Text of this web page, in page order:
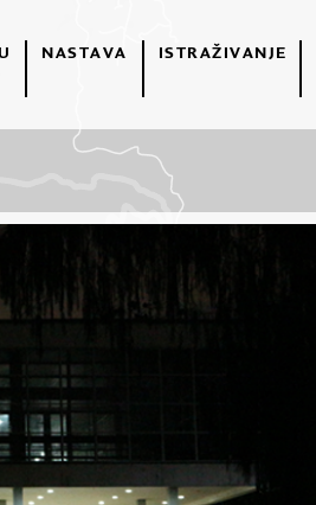
NASTAVA ISTRAŽIVANJE